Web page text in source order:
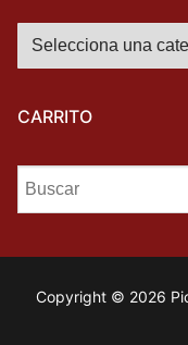
CARRITO
Copyright © 2026